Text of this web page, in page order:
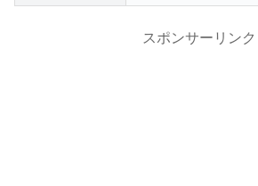
スポンサーリンク